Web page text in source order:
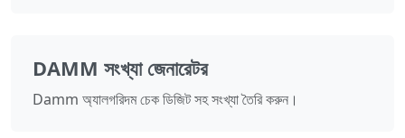
DAMM সংখ্যা জেনারেটর
Damm অ্যালগরিদম চেক ডিজিট সহ সংখ্যা তৈরি করুন।